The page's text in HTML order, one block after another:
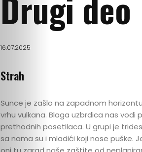
16.07.2025
Strah
Sunce je zašlo na zapadnom
vrhu vulkana. Blaga uzbrdica nas
prethodnih posetilaca. U grupi je
sa nama su i mladići koji nose puške.